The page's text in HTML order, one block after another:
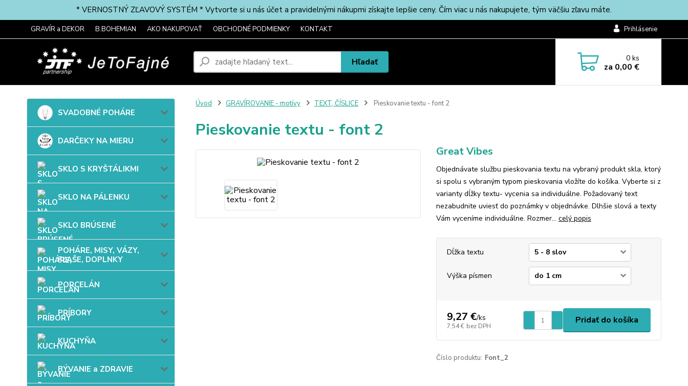
* VERNOSTNÝ ZĽAVOVÝ SYSTÉM * Vytvorte si u nás účet a pravidelnými nákupmi získajte lepšie ceny. Čím viac u nás nakupujete, tým väčšiu zľavu máte.
GRAVÍR a DEKOR B.BOHEMIAN AKO NAKUPOVAŤ OBCHODNÉ PODMIENKY KONTAKT Prihlásenie
Hľadať 0ks
za 0,00 €
SVADOBNÉ POHÁRE
DARČEKY NA MIERU
SKLO S KRYŠTÁLIKMI
SKLO NA PÁLENKU
SKLO BRÚSENÉ
POHÁRE, MISY, VÁZY,
FĽAŠE, DOPLNKY
PORCELÁN
PRÍBORY
KUCHYŇA
BÝVANIE a ZDRAVIE
Úvod GRAVÍROVANIE - motívy TEXT, ČÍSLICE Pieskovanie textu - font 2
Pieskovanie textu - font 2
Great Vibes
Objednávate službu pieskovania textu na vybraný produkt skla, ktorý
si spolu s vybraným typom pieskovania vložíte do košíka. Vyberte si z
varianty dĺžky textu- vycenia sa individuálne. Požadovaný text
nezabudnite uviesť do poznámky v objednávke. Dlhšie slová a texty
Vám vyceníme individuálne. Rozmer... celý popis
Dĺžka textu
Výška písmen
9,27 €/ks
7,54 € bez DPH
Pridať do košíka
Číslo produktu: Font_2